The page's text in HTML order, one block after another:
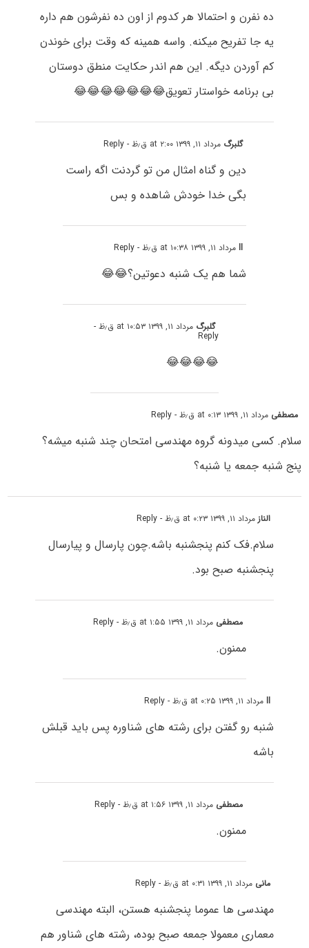
ده نفرن و احتمالا هر کدوم از اون ده نفرشون هم داره
یه جا تفریح میکنه. واسه همینه که وقت برای خوندن
کم آوردن دیگه. این هم اندر حکایت منطق دوستان
بی برنامه خواستار تعویق😂😂😂😂😂😂😂
گلبرگ مرداد ۱۱, ۱۳۹۹ at ۲:۰۰ ق٫ظ - Reply
دین و گناه امثال من تو گردنت اگه راست
بگی خدا خودش شاهده و بس
llمرداد ۱۱, ۱۳۹۹ at ۱۰:۳۸ ق٫ظ - Reply
شما هم یک شنبه دعوتین؟😂😂
گلبرگ مرداد ۱۱, ۱۳۹۹ at ۱۰:۵۳ ق٫ظ -
Reply
😂😂😂😂
مصطفی مرداد ۱۱, ۱۳۹۹ at ۰:۱۳ ق٫ظ - Reply
سلام. کسی میدونه گروه مهندسی امتحان چند شنبه میشه؟
پنج شنبه جمعه یا شنبه؟
الناز مرداد ۱۱, ۱۳۹۹ at ۰:۲۳ ق٫ظ - Reply
سلام.فک کنم پنجشنبه باشه.چون پارسال و پیارسال
پنجشنبه صبح بود.
مصطفی مرداد ۱۱, ۱۳۹۹ at ۱:۵۵ ق٫ظ - Reply
ممنون.
llمرداد ۱۱, ۱۳۹۹ at ۰:۲۵ ق٫ظ - Reply
شنبه رو گفتن برای رشته های شناوره پس باید قبلش
باشه
مصطفی مرداد ۱۱, ۱۳۹۹ at ۱:۵۶ ق٫ظ - Reply
ممنون.
مانی مرداد ۱۱, ۱۳۹۹ at ۰:۳۱ ق٫ظ - Reply
مهندسی ها عموما پنجشنبه هستن، البته مهندسی
معماری معمولا جمعه صبح بوده، رشته های شناور هم